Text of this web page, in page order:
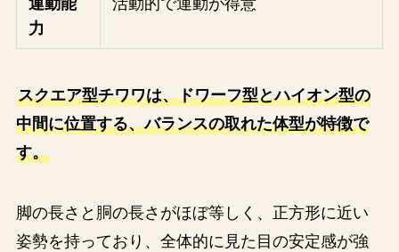
運動能
力
活動的で運動が得意
スクエア型チワワは、ドワーフ型とハイオン型の
中間に位置する、バランスの取れた体型が特徴で
す。
脚の長さと胴の長さがほぼ等しく、正方形に近い
姿勢を持っており、全体的に見た目の安定感が強